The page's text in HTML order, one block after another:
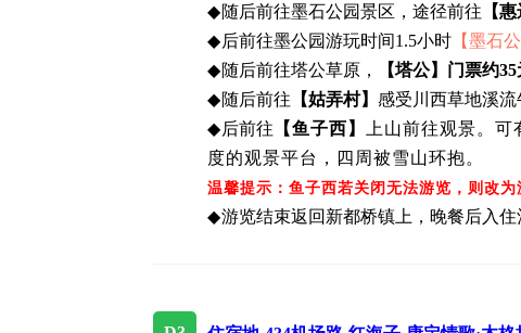
◆随后前往墨石公园景区，途径前往 【
◆后前往墨公园游玩时间1.5小时 【墨石
◆随后前往塔公草原， 【塔公】门票约
◆随后前往 【姑弄村】 感受川西草地溪流
◆后前往 【鱼子西】
上山前往观景。
度的观景平台，四周被雪山环抱。
温馨提示：鱼子西若关闭无法游览，则改
◆游览结束返回新都桥镇上，晚餐后入住